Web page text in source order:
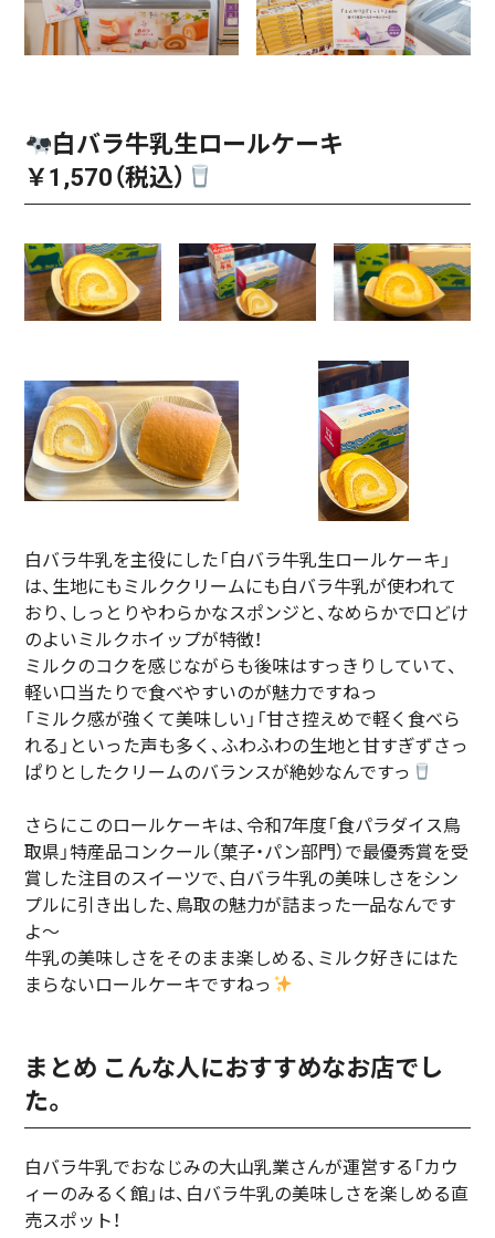
白バラ牛乳生ロールケーキ
￥1,570（税込）
白バラ牛乳を主役にした「白バラ牛乳生ロールケーキ」
は、生地にもミルククリームにも白バラ牛乳が使われて
おり、しっとりやわらかなスポンジと、なめらかで口どけ
のよいミルクホイップが特徴！
ミルクのコクを感じながらも後味はすっきりしていて、
軽い口当たりで食べやすいのが魅力ですねっ
「ミルク感が強くて美味しい」「甘さ控えめで軽く食べら
れる」といった声も多く、ふわふわの生地と甘すぎずさっ
ぱりとしたクリームのバランスが絶妙なんですっ
さらにこのロールケーキは、令和7年度「食パラダイス鳥
取県」特産品コンクール（菓子・パン部門）で最優秀賞を受
賞した注目のスイーツで、白バラ牛乳の美味しさをシン
プルに引き出した、鳥取の魅力が詰まった一品なんです
よ～
牛乳の美味しさをそのまま楽しめる、ミルク好きにはた
まらないロールケーキですねっ
まとめ こんな人におすすめなお店でし
た。
白バラ牛乳でおなじみの大山乳業さんが運営する「カウ
ィーのみるく館」は、白バラ牛乳の美味しさを楽しめる直
売スポット！